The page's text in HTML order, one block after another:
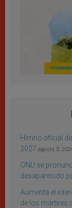
Himno oficial
2027 agosto 3,
ONU se
desaparecido
Aumenta el
de los mártires